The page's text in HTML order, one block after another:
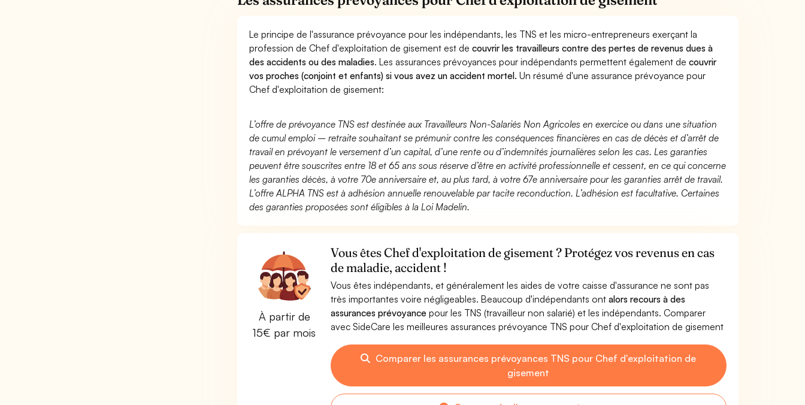
Le principe de l'assurance prévoyance pour les indépendants, les TNS et les micro-entrepreneurs exerçant la
profession de Chef d'exploitation de gisement est decouvrir les travailleurs contre des pertes de revenus dues à
des accidents ou des maladies. Les assurances prévoyances pour indépendants permettent également decouvrir
vos proches (conjoint et enfants) si vous avez un accident mortel. Un résumé d'une assurance prévoyance pour
Chef d'exploitation de gisement:
L’offre de prévoyance TNS est destinée aux Travailleurs Non-Salariés Non Agricoles en exercice ou dans une situation
de cumul emploi – retraite souhaitant se prémunir contre les conséquences financières en cas de décès et d’arrêt de
travail en prévoyant le versement d’un capital, d’une rente ou d’indemnités journalières selon les cas. Les garanties
peuvent être souscrites entre 18 et 65 ans sous réserve d’être en activité professionnelle et cessent, en ce qui concerne
les garanties décès, à votre 70e anniversaire et, au plus tard, à votre 67e anniversaire pour les garanties arrêt de travail.
L’offre ALPHA TNS est à adhésion annuelle renouvelable par tacite reconduction. L’adhésion est facultative. Certaines
des garanties proposées sont éligibles à la Loi Madelin.
À partir de
15€ par mois
Vous êtes Chef d'exploitation de gisement ? Protégez vos revenus en cas
de maladie, accident !
Vous êtes indépendants, et généralement les aides de votre caisse d'assurance ne sont pas
très importantes voire négligeables. Beaucoup d'indépendants ont alors recours à des
assurances prévoyancepour les TNS (travailleur non salarié) et les indépendants. Comparer
avec SideCare les meilleures assurances prévoyance TNS pour Chef d'exploitation de gisement
Comparer les assurances prévoyances TNS pour Chef d'exploitation de
gisement